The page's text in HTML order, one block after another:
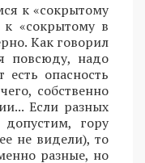
к «сокрытому
«сокрытому в
Как говорил
повсюду, надо
есть опасность
собственно
Если разных
гору
не видели), то
разные, но